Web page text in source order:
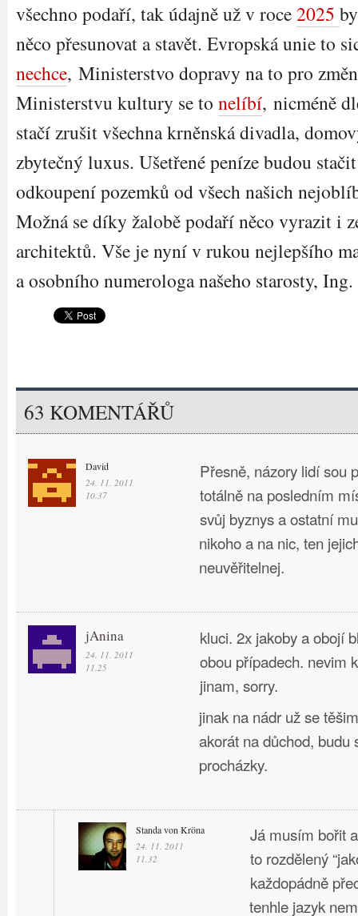
všechno podaří, tak údajně už v roce2025
něco přesunovat a stavět. Evropská unie to
nechce, Ministerstvo dopravy na to pro
Ministerstvu kultury se to nelíbí, nicméně
stačí zrušit všechna krněnská divadla,
zbytečný luxus. Ušetřené peníze budou
odkoupení pozemků od všech našich
Možná se díky žalobě podaří něco vyrazit i
architektů. Vše je nyní v rukou nejlepšího
a osobního numerologa našeho starosty,
63 KOMENTÁŘŮ
David
24. 11. 2011
10.37
Přesně, názory lidí sou
totálně na posledním
svůj byznys a ostatní
nikoho a na nic, ten
neuvěřitelnej.
jAnina
24. 11. 2011
11.25
kluci. 2x jakoby a obojí
obou případech. nevim
jinam, sorry.
jinak na nádr už se
akorát na důchod, budu
procházky.
Standa von Kröna
24. 11. 2011
11.32
Já musím bořit
to rozdělený
každopádně
tenhle jazyk